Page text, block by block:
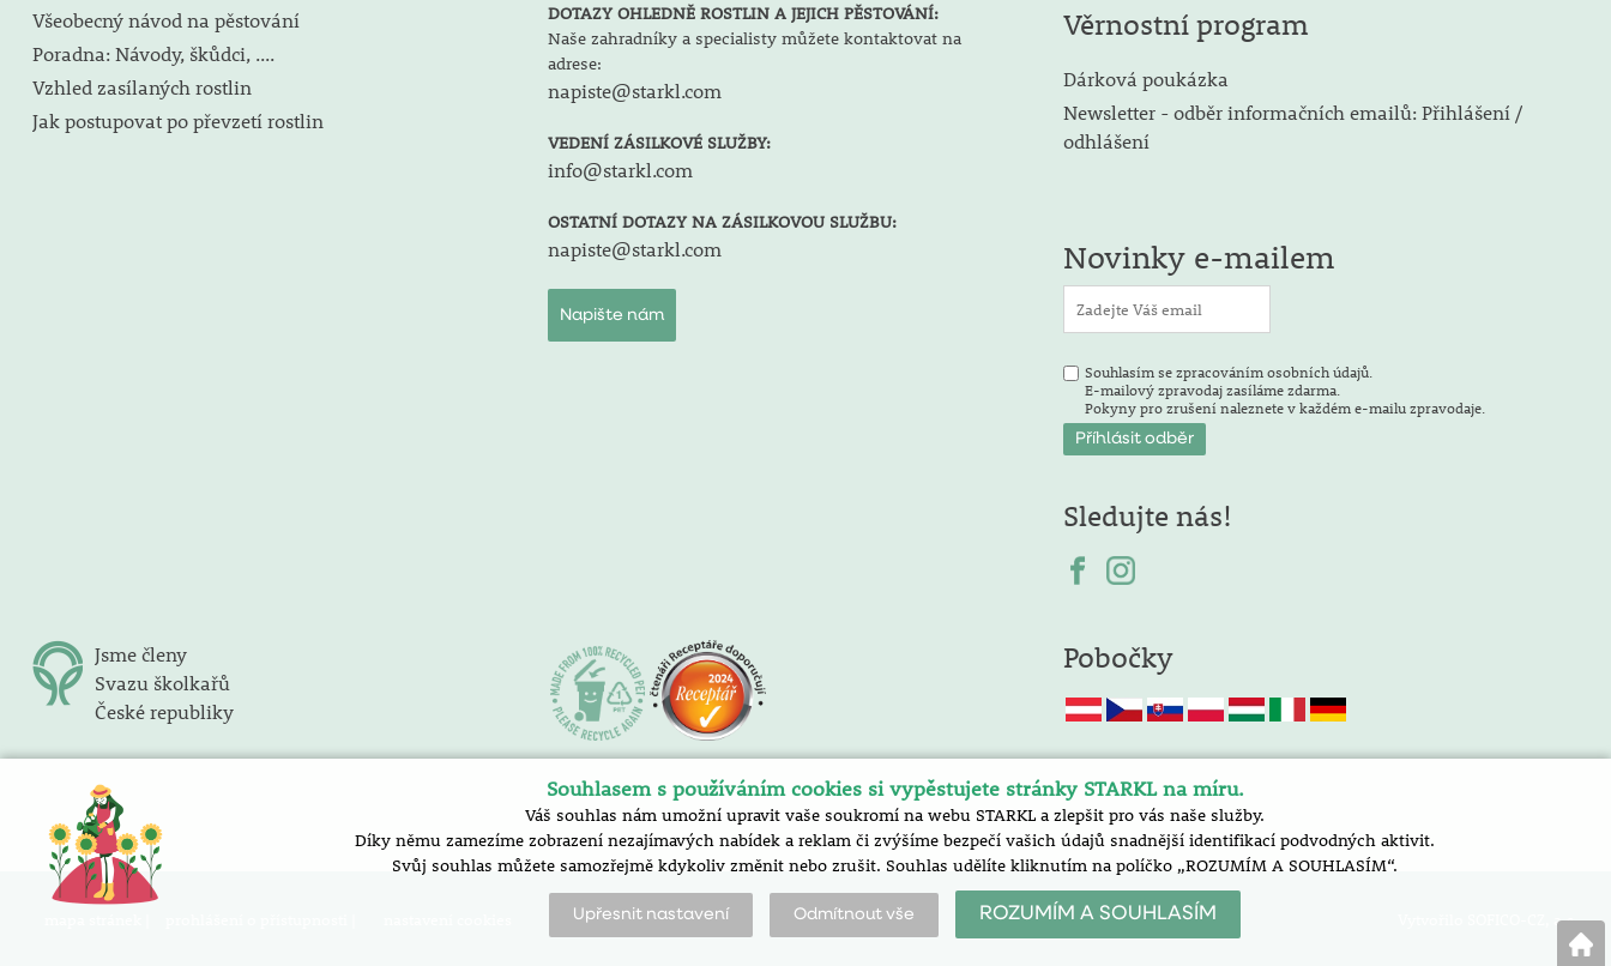
Všeobecný návod na pěstování
Poradna: Návody, škůdci, ....
Vzhled zasílaných rostlin
Jak postupovat po převzetí rostlin
DOTAZY OHLEDNĚ ROSTLIN A JEJICH PĚSTOVÁNÍ:
Naše zahradníky a specialisty můžete kontaktovat na
adrese:
napiste@starkl.com
VEDENÍ ZÁSILKOVÉ SLUŽBY:
info@starkl.com
OSTATNÍ DOTAZY NA ZÁSILKOVOU SLUŽBU:
napiste@starkl.com
Napište nám
Věrnostní program
Dárková poukázka
Newsletter - odběr informačních emailů: Přihlášení /
odhlášení
Novinky e-mailem
Souhlasím se zpracováním osobních údajů.
E-mailový zpravodaj zasíláme zdarma.
Pokyny pro zrušení naleznete v každém e-mailu zpravodaje.
Sledujte nás!
Jsme členy
Svazu školkařů
České republiky
Pobočky
Vytvořilo SOFICO-CZ, a.s.
Souhlasem s používáním cookies si vypěstujete stránky STARKL na míru.
Váš souhlas nám umožní upravit vaše soukromí na webu STARKL a zlepšit pro vás naše služby.
Díky němu zamezíme zobrazení nezajímavých nabídek a reklam či zvýšíme bezpečí vašich údajů snadnější identifikací podvodných aktivit.
Svůj souhlas můžete samozřejmě kdykoliv změnit nebo zrušit. Souhlas udělíte kliknutím na políčko „ROZUMÍM A SOUHLASÍM“.
Upřesnit nastavení Odmítnout vše ROZUMÍM A SOUHLASÍM